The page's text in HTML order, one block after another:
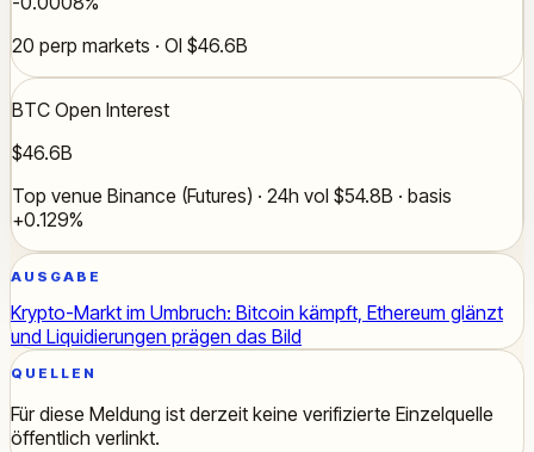
20 perp markets · OI $46.6B
BTC Open Interest
$46.6B
Top venue Binance (Futures) · 24h vol $54.8B · basis
+0.129%
AUSGABE
Krypto-Markt im Umbruch: Bitcoin kämpft, Ethereum glänzt
und Liquidierungen prägen das Bild
QUELLEN
Für diese Meldung ist derzeit keine verifizierte Einzelquelle
öffentlich verlinkt.